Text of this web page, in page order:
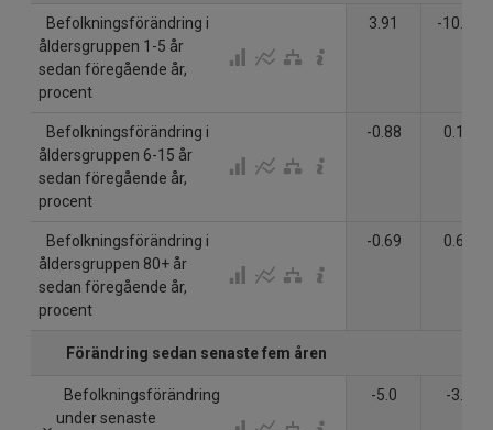
Befolkningsförändring i
åldersgruppen 1-5 år
sedan föregående år,
procent
3.91 -10.15
Befolkningsförändring i
åldersgruppen 6-15 år
sedan föregående år,
procent
-0.88 0.18
Befolkningsförändring i
åldersgruppen 80+ år
sedan föregående år,
procent
-0.69 0.69
Förändring sedan senaste fem åren
Befolkningsförändring
under senaste
-5.0 -3.9